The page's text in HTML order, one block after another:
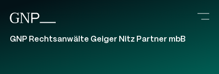
GNP Rechtsanwälte Geiger Nitz Partner mbB